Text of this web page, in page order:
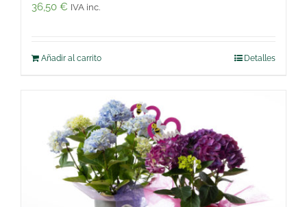
36,50 € IVA inc.
Añadir al carrito Detalles